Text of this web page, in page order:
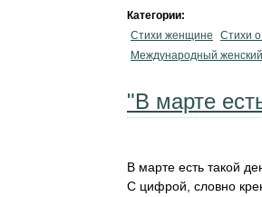
Категории:
Стихи женщине
Стихи
Международный
"В марте
В марте есть такой
С цифрой, словно